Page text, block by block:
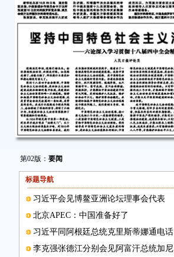
第02版： 要闻
标题导航
习近平会见博鳌亚洲论坛理事会代表
北京APEC：中国准备好了
习近平同阿根廷总统克里斯蒂娜通电话
李克强张德江分别会见阿富汗总统加尼